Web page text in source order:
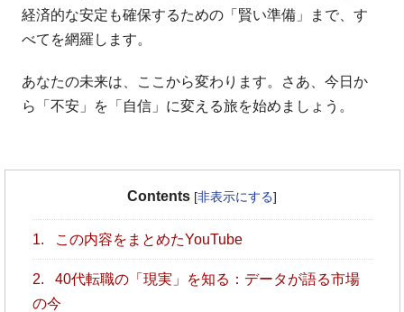
経済的な安定も確保するための「賢い準備」まで、す
べてを網羅します。
あなたの未来は、ここから変わります。さあ、今日か
ら「不安」を「自信」に変える旅を始めましょう。
Contents [非表示にする]
1. この内容をまとめたYouTube
2.
40代転職の「現実」を知る：データが語る市場
の今